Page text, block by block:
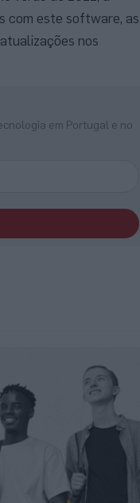
com este software, as
nos
em Portugal e no